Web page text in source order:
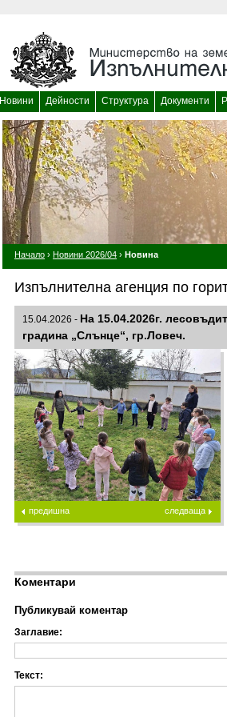
Новини Дейности Структура Документи
Начало › Новини 2026/04 › Новина
Изпълнителна агенция по
15.04.2026 - На 15.04.2026г.
градина „Слънце“, гр.Ловеч.
предишна следваща
Коментари
Публикувай коментар
Заглавие:
Текст: